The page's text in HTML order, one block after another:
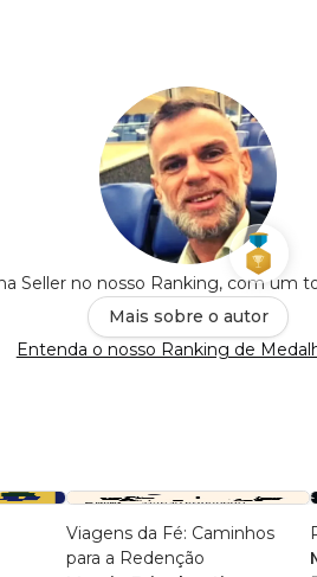
Seller no nosso Ranking, com um
Mais sobre o autor
Entenda o nosso Ranking de
Viagens da Fé: Caminhos
para a Redenção